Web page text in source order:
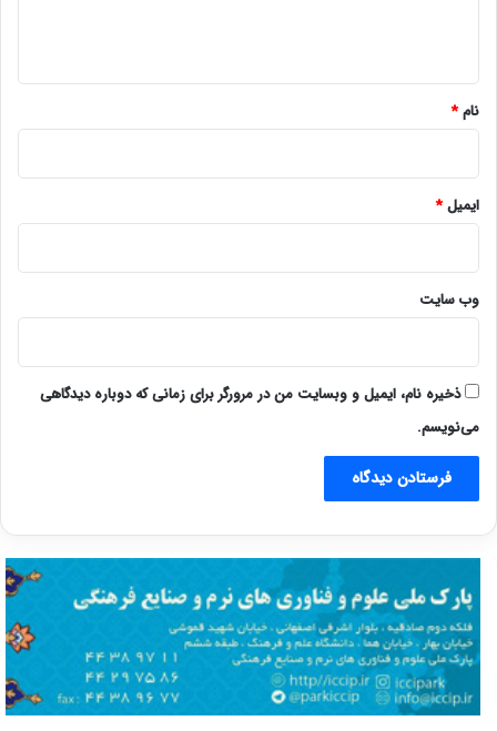
نام*
ایمیل*
وب‌ سایت
ذخیره نام، ایمیل و وبسایت من در مرورگر برای زمانی که دوباره دیدگاهی
می‌نویسم.